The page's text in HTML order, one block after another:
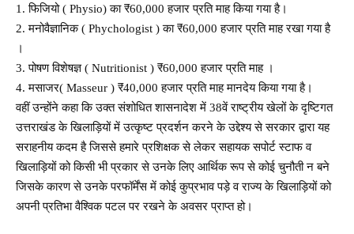
1. फिजियो ( Physio) का ₹60,000 हजार प्रति माह किया गया है।
2. मनोवैज्ञानिक ( Phychologist ) का ₹60,000 हजार प्रति माह रखा गया है
।
3. पोषण विशेषज्ञ ( Nutritionist ) ₹60,000 हजार प्रति माह ।
4. मसाजर( Masseur ) ₹40,000 हजार प्रति माह मानदेय किया गया है।
वहीं उन्होंने कहा कि उक्त संशोधित शासनादेश में 38वें राष्ट्रीय खेलों के दृष्टिगत
उत्तराखंड के खिलाड़ियों में उत्कृष्ट प्रदर्शन करने के उद्देश्य से सरकार द्वारा यह
सराहनीय कदम है जिससे हमारे प्रशिक्षक से लेकर सहायक सपोर्ट स्टाफ व
खिलाड़ियों को किसी भी प्रकार से उनके लिए आर्थिक रूप से कोई चुनौती न बने
जिसके कारण से उनके परफॉर्मेंस में कोई कुप्रभाव पड़े व राज्य के खिलाड़ियों को
अपनी प्रतिभा वैश्विक पटल पर रखने के अवसर प्राप्त हो।